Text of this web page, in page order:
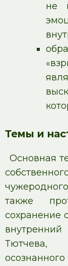
не
Темы и
Основная
также
сохранение
Тютчева,